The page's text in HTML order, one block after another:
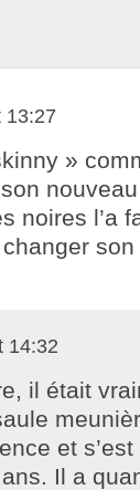
13:27
»
nouveau
noires l’a
14:32
il était
et
Il a